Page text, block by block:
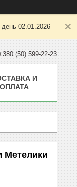
день 02.01.2026
(50) 599-22-23
И
ОПЛАТА
Метелики